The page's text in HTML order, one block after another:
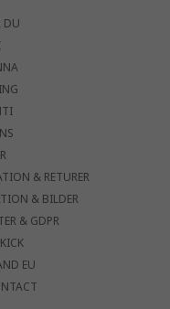
DU
& RETURER
& BILDER
& GDPR
EU